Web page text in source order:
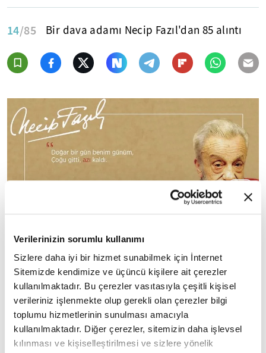
Verilerinizin sorumlu kullanımı
Sizlere daha iyi bir hizmet sunabilmek için İnternet
Sitemizde kendimize ve üçüncü kişilere ait çerezler
kullanılmaktadır. Bu çerezler vasıtasıyla çeşitli kişisel
verileriniz işlenmekte olup gerekli olan çerezler bilgi
toplumu hizmetlerinin sunulması amacıyla
kullanılmaktadır. Diğer çerezler, sitemizin daha işlevsel
kılınması ve kişiselleştirilmesi ve sizlere yönelik
14/85 Bir dava adamı Necip Fazıl'dan 85 alıntı
Çoğu gitti,azı kaldı.''
15/85 Bir dava adamı Necip Fazıl'dan 85 alıntı